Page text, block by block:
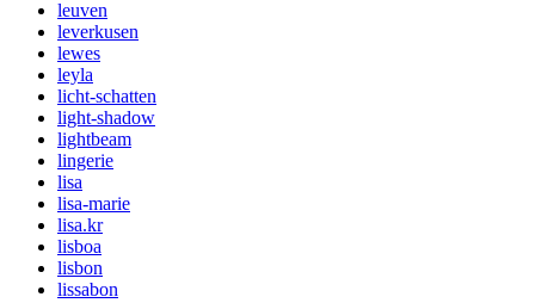
leuven
leverkusen
lewes
leyla
licht-schatten
light-shadow
lightbeam
lingerie
lisa
lisa-marie
lisa.kr
lisboa
lisbon
lissabon